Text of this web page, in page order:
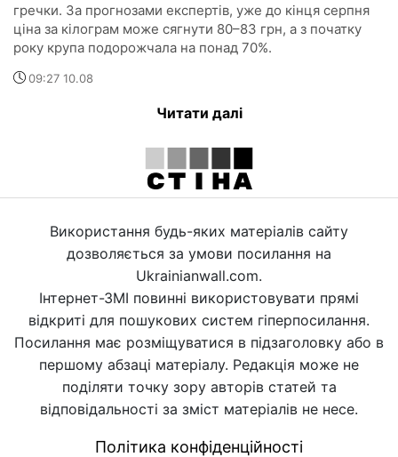
гречки. За прогнозами експертів, уже до кінця серпня
ціна за кілограм може сягнути 80–83 грн, а з початку
року крупа подорожчала на понад 70%.
09:27 10.08
Читати далі
Використання будь-яких матеріалів сайту
дозволяється за умови посилання на
Ukrainianwall.com.
Інтернет-ЗМІ повинні використовувати прямі
відкриті для пошукових систем гіперпосилання.
Посилання має розміщуватися в підзаголовку або в
першому абзаці матеріалу. Редакція може не
поділяти точку зору авторів статей та
відповідальності за зміст матеріалів не несе.
Політика конфіденційності